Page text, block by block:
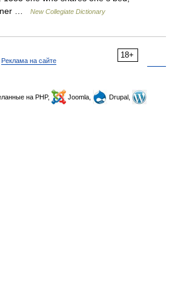
…
New Collegiate Dictionary
18+
Реклама на сайте
на PHP, Joomla,
Drupal,